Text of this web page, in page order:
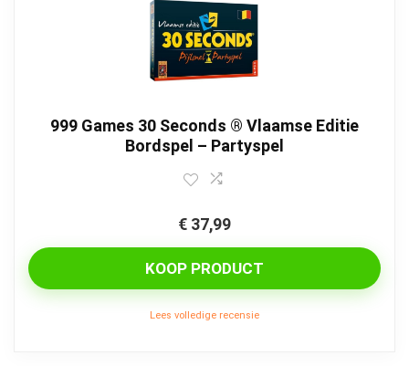
999 Games 30 Seconds ® Vlaamse Editie
Bordspel – Partyspel
€ 37,99
KOOP PRODUCT
Lees volledige recensie